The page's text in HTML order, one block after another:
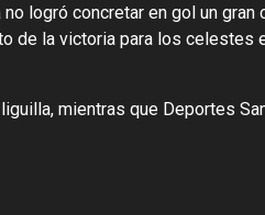
logró concretar en gol un gran
de la victoria para los celestes
mientras que Deportes